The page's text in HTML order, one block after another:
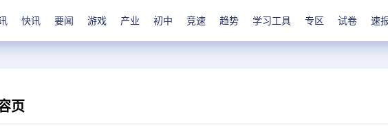
快讯 要闻 游戏 产业 初中 竞速 趋势 学习工具 专区 试卷 速
页